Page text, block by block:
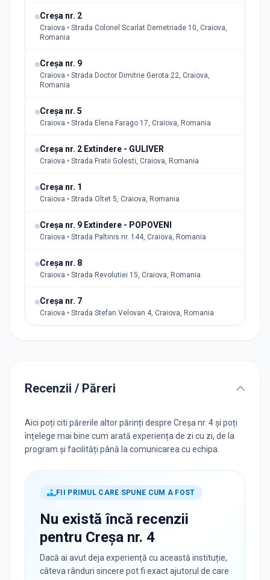
Creșa nr. 2
Craiova • Strada Colonel Scarlat Demetriade 10, Craiova,
Romania
Creșa nr. 9
Craiova • Strada Doctor Dimitrie Gerota 22, Craiova,
Romania
Creșa nr. 5
Craiova • Strada Elena Farago 17, Craiova, Romania
Creșa nr. 2 Extindere - GULIVER
Craiova • Strada Fratii Golesti, Craiova, Romania
Creșa nr. 1
Craiova • Strada Oltet 5, Craiova, Romania
Creșa nr. 9 Extindere - POPOVENI
Craiova • Strada Paltinis nr. 144, Craiova, Romania
Creșa nr. 8
Craiova • Strada Revolutiei 15, Craiova, Romania
Creșa nr. 7
Craiova • Strada Stefan Velovan 4, Craiova, Romania
Recenzii / Păreri
Aici poți citi părerile altor părinți despre Creșa nr. 4 și poți
înțelege mai bine cum arată experiența de zi cu zi, de la
program și facilități până la comunicarea cu echipa.
FII PRIMUL CARE SPUNE CUM A FOST
Nu există încă recenzii
pentru Creșa nr. 4
Dacă ai avut deja experiență cu această instituție,
câteva rânduri sincere pot fi exact ajutorul de care